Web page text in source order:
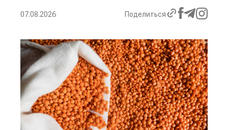
07.08.2026 Поделиться